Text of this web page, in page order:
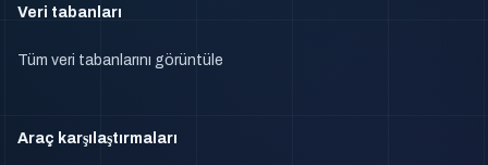
Veri tabanları
Tüm veri tabanlarını görüntüle
Araç karşılaştırmaları